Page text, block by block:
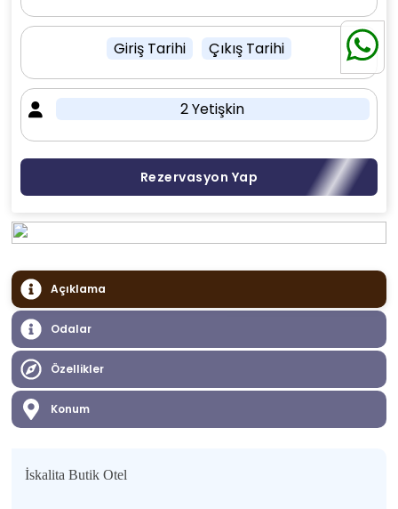
Giriş Tarihi Çıkış Tarihi
2 Yetişkin
Rezervasyon Yap
Açıklama
Odalar
Özellikler
Konum
İskalita Butik Otel